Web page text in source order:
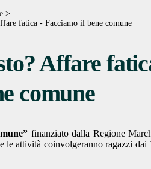
>
fatica - Facciamo il bene comune
Affare
comune
finanziato dalla Regione
attività coinvolgeranno ragazzi